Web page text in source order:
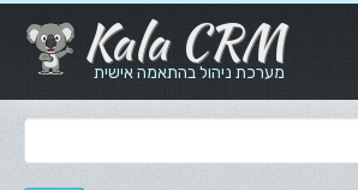
Kala CRM
מערכת ניהול בהתאמה אישית